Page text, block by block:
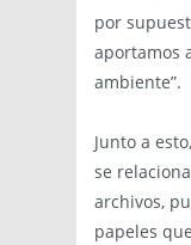
por
aportamos
ambiente”.
Junto a
se
archivos,
papeles